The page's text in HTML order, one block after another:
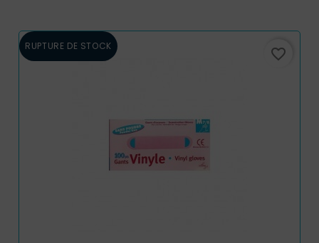
RUPTURE DE STOCK favorite_border